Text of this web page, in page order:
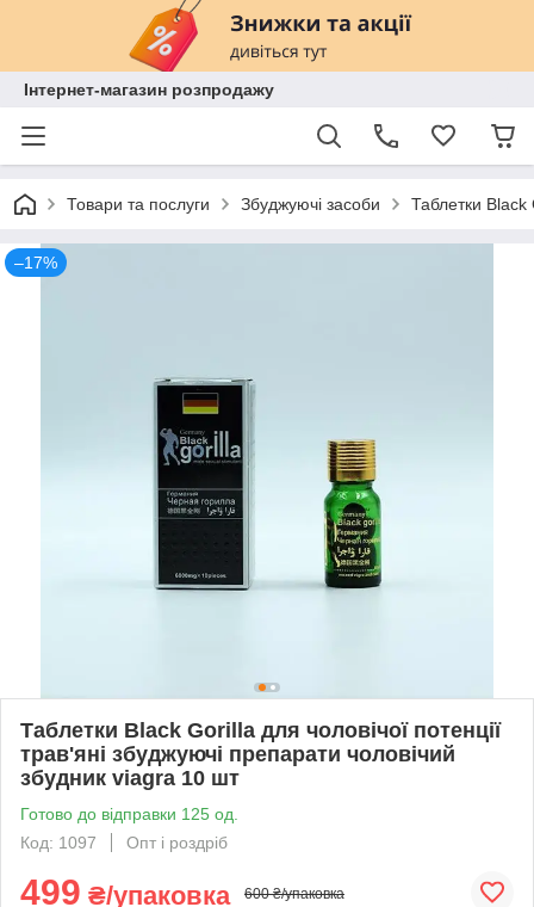
Інтернет-магазин розпродажу
Товари та послуги Збуджуючі засоби Таблетки Black
–17%
Таблетки Black Gorilla для чоловічої потенції
трав'яні збуджуючі препарати чоловічий
збудник viagra 10 шт
Готово до відправки 125 од.
Код: 1097
Опт і роздріб
499 ₴/упаковка 600 ₴/упаковка